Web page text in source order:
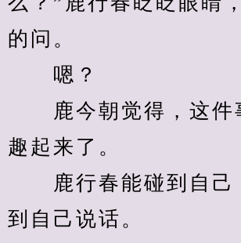
的问。
嗯？
鹿今朝觉得，这件
趣起来了。
鹿行春能碰到自己
到自己说话。